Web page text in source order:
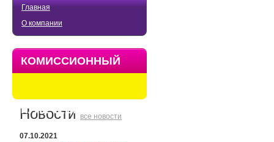
Главная
О компании
КОМИССИОННЫЙ
КУПЕЧЕСКИЙ
Новости все новости
07.10.2021